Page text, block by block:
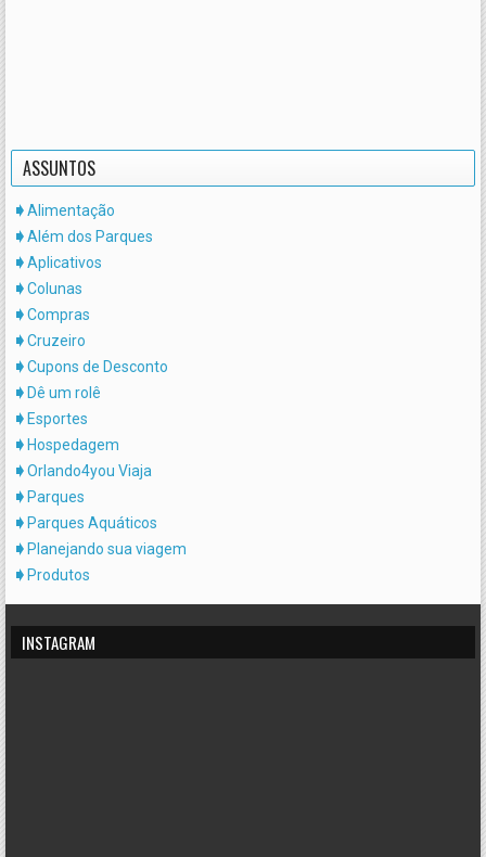
ASSUNTOS
Alimentação
Além dos Parques
Aplicativos
Colunas
Compras
Cruzeiro
Cupons de Desconto
Dê um rolê
Esportes
Hospedagem
Orlando4you Viaja
Parques
Parques Aquáticos
Planejando sua viagem
Produtos
INSTAGRAM